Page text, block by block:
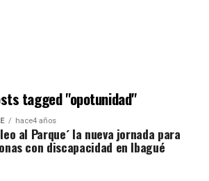
tagged "opotunidad"
hace4 años
al Parque´ la nueva jornada para
con discapacidad en Ibagué